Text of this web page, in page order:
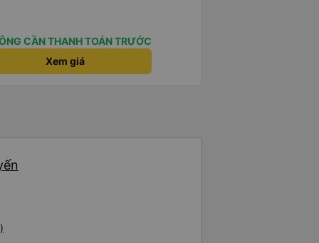
CẦN THANH TOÁN TRƯỚC
Xem giá